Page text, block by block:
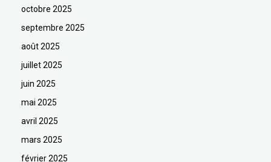
octobre 2025
septembre 2025
août 2025
juillet 2025
juin 2025
mai 2025
avril 2025
mars 2025
février 2025